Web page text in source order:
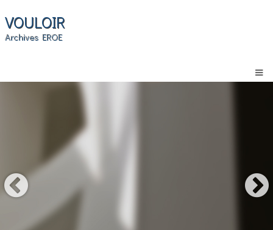
VOULOIR
Archives EROE